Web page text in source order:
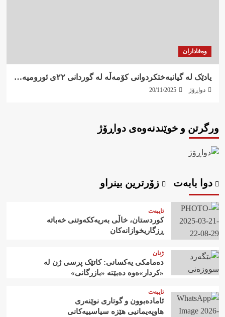
وەفاداران
یادێک لە گیانبەختکردوانی کۆمەڵە لە گوردانی ٢٢ی ئورومیە…
دواڕۆژ 20/11/2025
ورگرتن و خوێندنەوەی دواڕۆژ
دوا بابەت زۆرترین بینراو
تایبەت
کوردستان، خاڵی بەریەککەوتنی خەباتە
ڕزگاریخوازانەکان
ژنان
دەمامکی یەکسانی: کاتێک پرسی ژن لە
«کردار»ەوە دەبێتە «بازرگانی»
تایبەت
ئامادەبوون و گوتاری نوێنەری
هاوپەیمانیی هێزە سیاسییەکانی